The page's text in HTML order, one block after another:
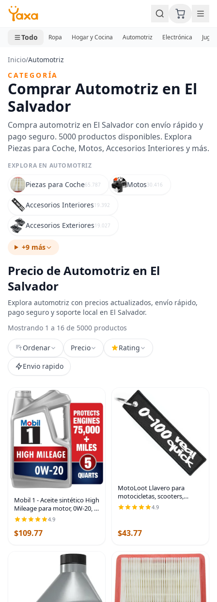
MINI CARRITO
0 productos
Todo Ropa Hogar y Cocina Automotriz Electrónica
Inicio/Automotriz
CATEGORÍA
Comprar Automotriz en El
Salvador
Compra automotriz en El Salvador con envío rápido y
pago seguro. 5000 productos disponibles. Explora
Piezas para Coche, Motos, Accesorios Interiores y más.
EXPLORA EN AUTOMOTRIZ
Piezas para Coche65.787 Motos30.416
Accesorios Interiores19.392
Accesorios Exteriores19.027
+9 más
Precio de Automotriz en El
Salvador
Explora automotriz con precios actualizados, envío rápido,
pago seguro y soporte local en El Salvador.
Mostrando 1 a 16 de 5000 productos
Ordenar Precio
Rating
Envio rapido
Mobil 1 - Aceite sintético High
Mileage para motor, 0W-20, 5
cuartos de galón, gris
4.9
$109.77
MotoLoot Llavero para
motocicletas, scooters,
coches y regalos
4.9
$43.77